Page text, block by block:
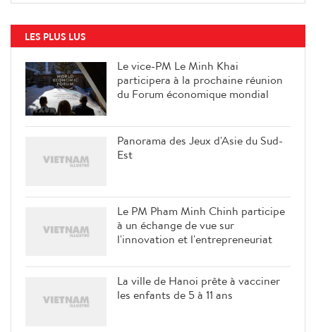
LES PLUS LUS
Le vice-PM Le Minh Khai
participera à la prochaine réunion
du Forum économique mondial
Panorama des Jeux d'Asie du Sud-
Est
Le PM Pham Minh Chinh participe
à un échange de vue sur
l'innovation et l'entrepreneuriat
La ville de Hanoi prête à vacciner
les enfants de 5 à 11 ans